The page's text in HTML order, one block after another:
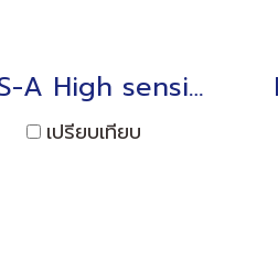
ARS-A High sensitive Acceleration Transducer 10m/s2
เปรียบเทียบ